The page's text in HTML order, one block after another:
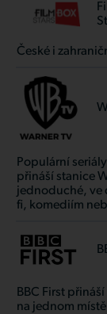
České i
Populární
přináší stanice
jednoduché, ve
fi, komediím
BBC First
na jednom